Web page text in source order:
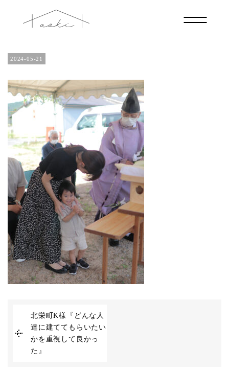
2024-05-21
北栄町K様『どんな人
達に建ててもらいたい
かを重視して良かっ
た』